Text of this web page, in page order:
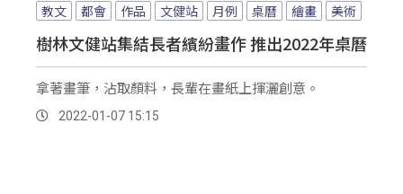
教文 都會 作品 文健站 月例 桌曆 繪畫 美術
樹林文健站集結長者繽紛畫作 推出2022年桌曆
拿著畫筆，沾取顏料，長輩在畫紙上揮灑創意。
2022-01-07 15:15